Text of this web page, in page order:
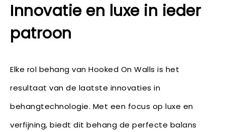
Innovatie en luxe in ieder
patroon
Elke rol behang van Hooked On Walls is het
resultaat van de laatste innovaties in
behangtechnologie. Met een focus op luxe en
verfijning, biedt dit behang de perfecte balans